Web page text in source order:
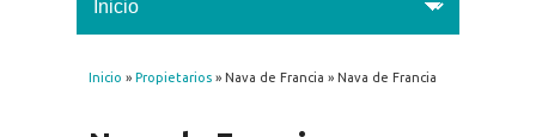
Se encuentra usted aquí
Inicio » Propietarios» Nava de Francia » Nava de Francia